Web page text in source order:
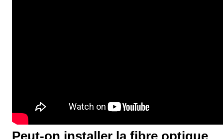
Peut-on installer la fibre optique